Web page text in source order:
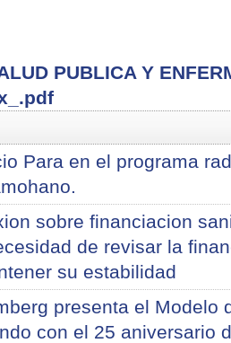
PUBLICA Y
Para en el programa
sobre financiacion
de revisar la
su estabilidad
presenta el Modelo
con el 25 aniversario